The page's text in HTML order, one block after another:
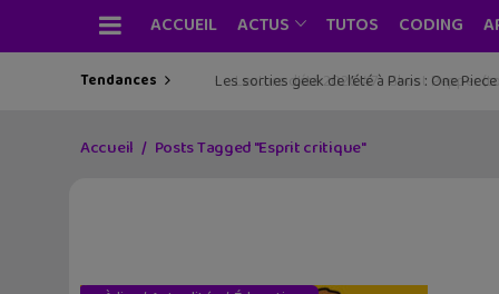
ACCUEIL ACTUS TUTOS CODING
Tendances Les sorties geek de l’été à Paris : One
Accueil Posts Tagged "Esprit critique"